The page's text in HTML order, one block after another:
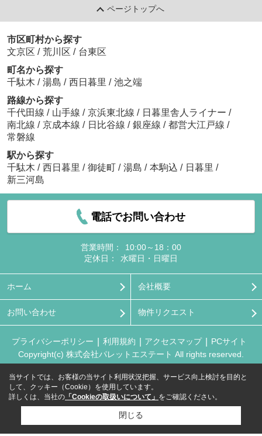
ページトップへ
市区町村から探す
文京区 / 荒川区 / 台東区
町名から探す
千駄木 / 湯島 / 西日暮里 / 池之端
路線から探す
千代田線 / 山手線 / 京浜東北線 / 日暮里舎人ライナー /
南北線 / 京成本線 / 日比谷線 / 銀座線 / 都営大江戸線 /
常磐線
駅から探す
千駄木 / 西日暮里 / 御徒町 / 湯島 / 本駒込 / 日暮里 /
新三河島
電話でお問い合わせ
営業時間：
10:00～18：00
定休日：
水曜日・日曜日
ホーム 会社概要
お問い合わせ 物件リクエスト
プライバシーポリシー 利用規約 アクセスマップ
PCサイト
Copyright(c) 株式会社パレットエステート All rights reserved.
当サイトでは、お客様の当サイト利用状況把握、サービス向上検討を目的と
して、クッキー（Cookie）を使用しています。
詳しくは、当社の 「Cookieの取扱いについて」 をご確認ください。
閉じる